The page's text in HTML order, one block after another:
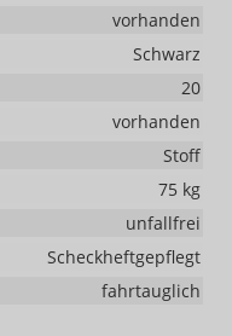
vorhanden
Schwarz
20
vorhanden
Stoff
75 kg
unfallfrei
Scheckheftgepflegt
fahrtauglich